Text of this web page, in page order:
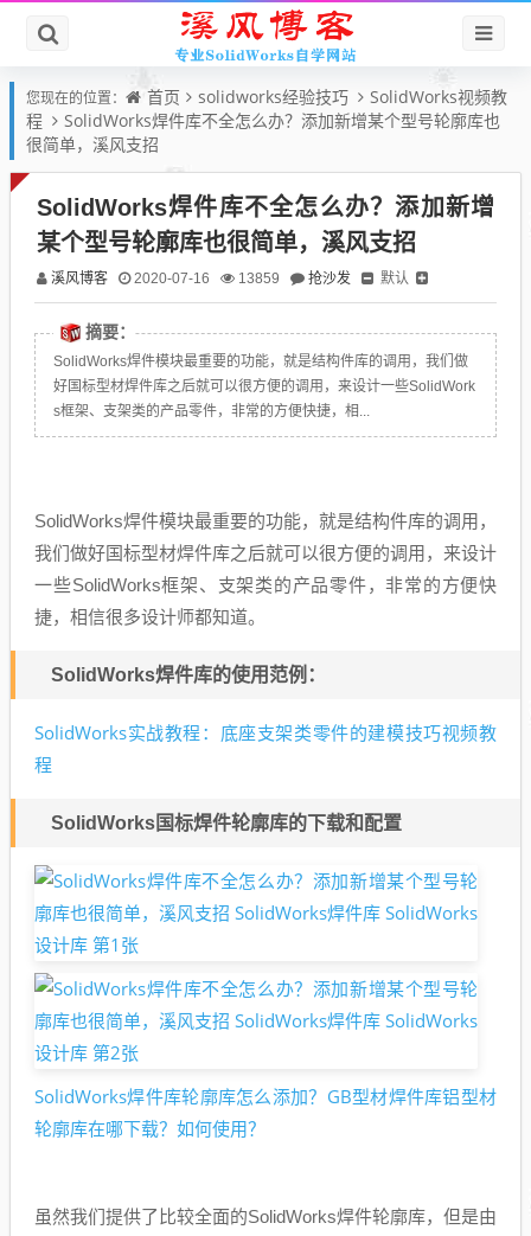
您现在的位置： 首页 solidworks经验技巧
SolidWorks视频教
程
SolidWorks焊件库不全怎么办？添加新增某个型号轮廓库也
很简单，溪风支招
SolidWorks焊件库不全怎么办？添加新增
某个型号轮廓库也很简单，溪风支招
溪风博客 2020-07-16 13859 抢沙发 默认
摘要：
SolidWorks焊件模块最重要的功能，就是结构件库的调用，我们做
好国标型材焊件库之后就可以很方便的调用，来设计一些SolidWork
s框架、支架类的产品零件，非常的方便快捷，相...
SolidWorks焊件模块最重要的功能，就是结构件库的调用，
我们做好国标型材焊件库之后就可以很方便的调用，来设计
一些SolidWorks框架、支架类的产品零件，非常的方便快
捷，相信很多设计师都知道。
SolidWorks焊件库的使用范例：
SolidWorks实战教程：底座支架类零件的建模技巧视频教
程
SolidWorks国标焊件轮廓库的下载和配置
SolidWorks焊件库轮廓库怎么添加？GB型材焊件库铝型材
轮廓库在哪下载？如何使用？
虽然我们提供了比较全面的SolidWorks焊件轮廓库，但是由